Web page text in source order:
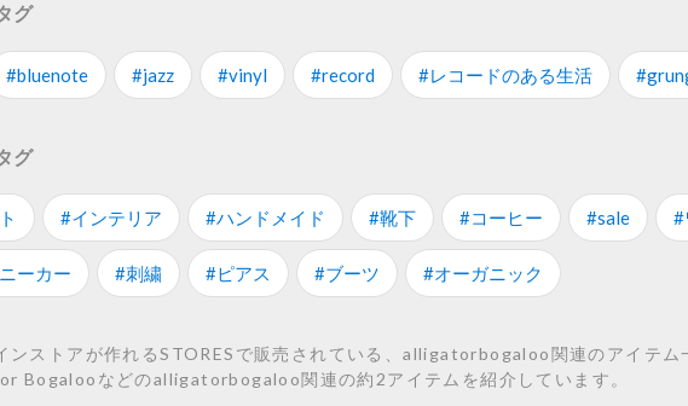
グ
#bluenote #jazz #vinyl #record #レコードのある生活
グ
#インテリア #ハンドメイド #靴下 #コーヒー #sale #
ーカー #刺繍 #ピアス #ブーツ #オーガニック
ンストアが作れるSTORESで販売されている、alligatorbogaloo関連のアイテム
Bogalooなどのalligatorbogaloo関連の約2アイテムを紹介しています。